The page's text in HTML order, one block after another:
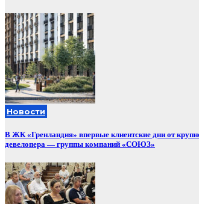
Новости
В ЖК «Гренландия» впервые клиентские дни от
девелопера — группы компаний «СОЮЗ»